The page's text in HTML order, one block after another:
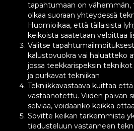
tapahtumaan on vähemmän,
olkaa suoraan yhteydessä
Huomioikaa, että tällaisista
keikoista saatetaan veloittaa
Valitse
kalustovuokra vai haluatteko
jossa teekkarispeksin
ja purkavat tekniikan
Tekniikkavastaava kuittaa
vastaanotettu. Viiden päivän
selviää, voidaanko keikka
Sovitte keikan tarkemmista
tiedusteluun vastanneen